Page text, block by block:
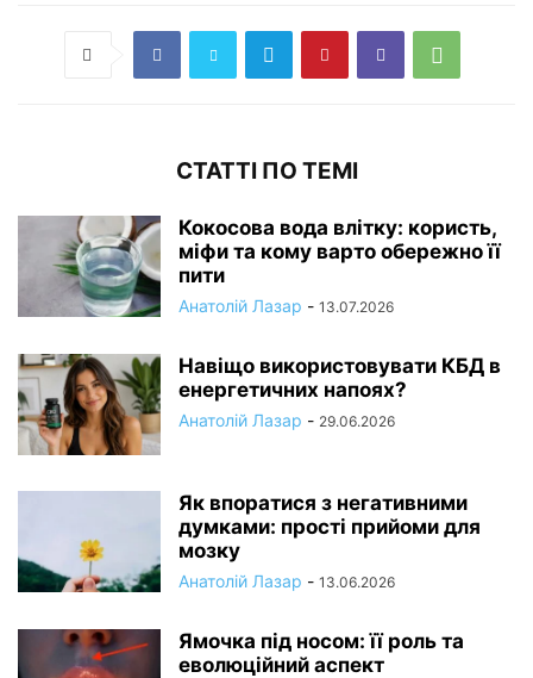
СТАТТІ ПО ТЕМІ
Кокосова вода влітку: користь,
міфи та кому варто обережно її
пити
Анатолій Лазар - 13.07.2026
Навіщо використовувати КБД в
енергетичних напоях?
Анатолій Лазар - 29.06.2026
Як впоратися з негативними
думками: прості прийоми для
мозку
Анатолій Лазар - 13.06.2026
Ямочка під носом: її роль та
еволюційний аспект